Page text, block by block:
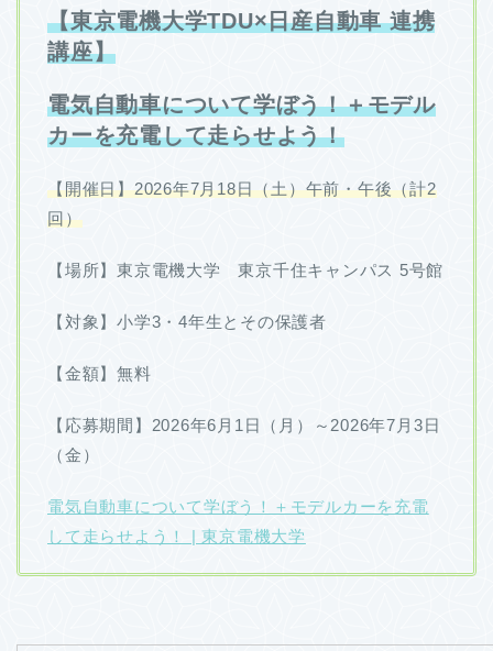
【東京電機大学TDU×日産自動車 連携
講座】
電気自動車について学ぼう！＋モデル
カーを充電して走らせよう！
【開催日】2026年7月18日（土）午前・午後（計2
回）
【場所】東京電機大学 東京千住キャンパス 5号館
【対象】小学3・4年生とその保護者
【金額】無料
【応募期間】2026年6月1日（月）～2026年7月3日
（金）
電気自動車について学ぼう！＋モデルカーを充電
して走らせよう！ | 東京電機大学